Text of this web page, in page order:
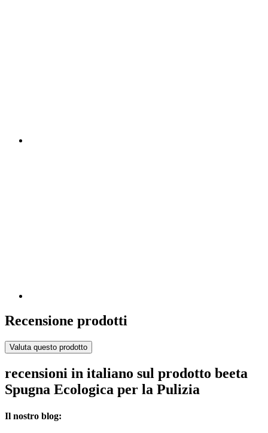
Recensione prodotti
Valuta questo prodotto
recensioni in italiano sul prodotto beeta
Spugna Ecologica per la Pulizia
Il nostro blog: